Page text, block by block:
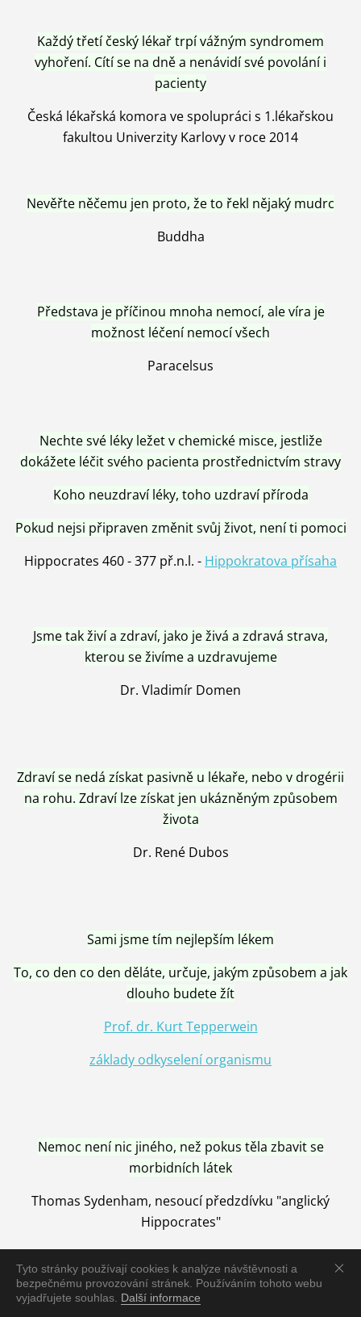
Tyto stránky používají cookies k analýze návštěvnosti a
bezpečnému provozování stránek. Používáním tohoto webu
vyjadřujete souhlas. Další informace
Každý třetí český lékař trpí vážným syndromem
vyhoření. Cítí se na dně a nenávidí své povolání i
pacienty
Česká lékařská komora ve spolupráci s 1.lékařskou
fakultou Univerzity Karlovy v roce 2014
Nevěřte něčemu jen proto, že to řekl nějaký mudrc
Buddha
Představa je příčinou mnoha nemocí, ale víra je
možnost léčení nemocí všech
Paracelsus
Nechte své léky ležet v chemické misce, jestliže
dokážete léčit svého pacienta prostřednictvím stravy
Koho neuzdraví léky, toho uzdraví příroda
Pokud nejsi připraven změnit svůj život, není ti pomoci
Hippocrates 460 - 377 př.n.l. - Hippokratova přísaha
Jsme tak živí a zdraví, jako je živá a zdravá strava,
kterou se živíme a uzdravujeme
Dr. Vladimír Domen
Zdraví se nedá získat pasivně u lékaře, nebo v drogérii
na rohu. Zdraví lze získat jen ukázněným způsobem
života
Dr. René Dubos
Sami jsme tím nejlepším lékem
To, co den co den děláte, určuje, jakým způsobem a jak
dlouho budete žít
Prof. dr. Kurt Tepperwein
základy odkyselení organismu
Nemoc není nic jiného, než pokus těla zbavit se
morbidních látek
Thomas Sydenham, nesoucí předzdívku "anglický
Hippocrates"
Nemoc je vyléčena jen pomocí Přírody, neutralizací a